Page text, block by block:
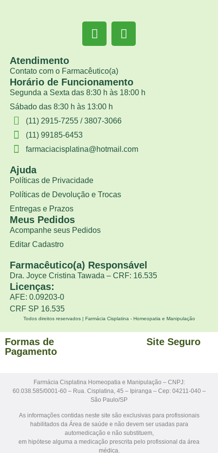
Atendimento
Contato com o Farmacêutico(a)
Horário de Funcionamento
Segunda a Sexta das 8:30 h às 18:00 h
Sábado das 8:30 h às 13:00 h
(11) 2915-7255 / 3807-3066
(11) 99185-6453
farmaciacisplatina@hotmail.com
Ajuda
Políticas de Privacidade
Políticas de Devolução e Trocas
Entregas e Prazos
Meus Pedidos
Acompanhe seus Pedidos
Editar Cadastro
Farmacêutico(a) Responsável
Dra. Joyce Cristina Tawada – CRF: 16.535
Licenças:
AFE: 0.09203-0
CRF SP 16.535
Todos direitos reservados | Farmácia Cisplatina - Homeopatia e Manipulação
Formas de
Pagamento
Site Seguro
Farmácia Cisplatina Homeopatia e Manipulação – CNPJ:
60.038.585/0001-60 – Rua. Cisplatina, 45 – Ipiranga – Cep: 04211-040 –
São Paulo/SP
As informações contidas neste site são exclusivas para profissionais
habilitados da Área de saúde e não devem ser usadas para
automedicação e não substituem,
em hipótese alguma a medicação prescrita pelo profissional da área
médica.